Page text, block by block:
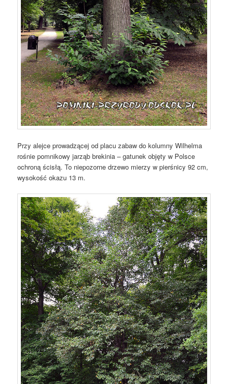
Przy alejce prowadzącej od placu zabaw do kolumny Wilhelma
rośnie pomnikowy jarząb brekinia – gatunek objęty w Polsce
ochroną ścisłą. To niepozorne drzewo mierzy w pierśnicy 92 cm,
wysokość okazu 13 m.